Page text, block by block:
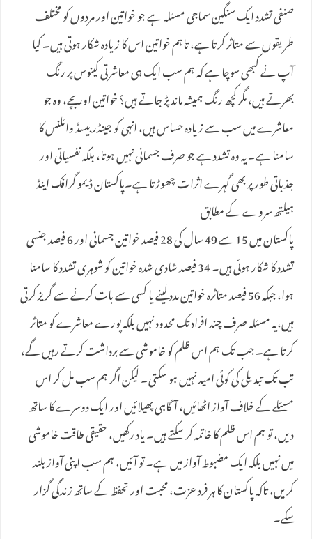
صنفی تشدد ایک سنگین سماجی مسئلہ ہے جو خواتین اور مردوں کو مختلف
طریقوں سے متاثر کرتا ہے، تاہم خواتین اس کا زیادہ شکار ہوتی ہیں۔ کیا
آپ نے کبھی سوچا ہے کہ ہم سب ایک ہی معاشرتی کینوس پر رنگ
بھرتے ہیں، مگر کچھ رنگ ہمیشہ ماند پڑ جاتے ہیں؟ خواتین اور بچے، وہ جو
معاشرے میں سب سے زیادہ حساس ہیں، انہی کو جینڈر بیسڈ وائلنس کا
سامنا ہے۔ یہ وہ تشدد ہے جو صرف جسمانی نہیں ہوتا، بلکہ نفسیاتی اور
جذباتی طور پر بھی گہرے اثرات چھوڑتا ہے۔پاکستان ڈیمو گرافک اینڈ
ہیلتھ سروے کے مطابق
پاکستان میں 15 سے 49 سال کی 28 فیصد خواتین جسمانی اور 6 فیصد جنسی
تشدد کا شکار ہوئی ہیں۔ 34 فیصد شادی شدہ خواتین کو شوہری تشدد کا سامنا
ہوا، جبکہ 56 فیصد متاثرہ خواتین مدد لینے یا کسی سے بات کرنے سے گریز کرتی
ہیں،یہ مسئلہ صرف چند افراد تک محدود نہیں بلکہ پورے معاشرے کو متاثر
کرتا ہے۔ جب تک ہم اس ظلم کو خاموشی سے برداشت کرتے رہیں گے،
تب تک تبدیلی کی کوئی امید نہیں ہو سکتی۔ لیکن اگر ہم سب مل کر اس
مسئلے کے خلاف آواز اٹھائیں، آگاہی پھیلائیں اور ایک دوسرے کا ساتھ
دیں، تو ہم اس ظلم کا خاتمہ کر سکتے ہیں۔ یاد رکھیں، حقیقی طاقت خاموشی
میں نہیں بلکہ ایک مضبوط آواز میں ہے۔ تو آئیں، ہم سب اپنی آواز بلند
کریں، تاکہ پاکستان کا ہر فرد عزت، محبت اور تحفظ کے ساتھ زندگی گزار
سکے۔